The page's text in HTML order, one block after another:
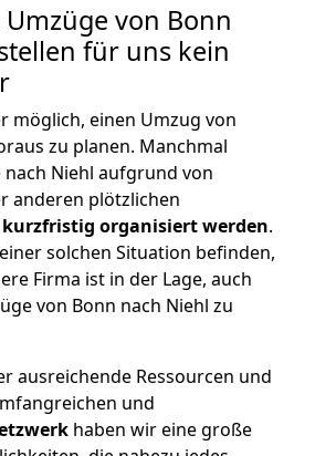
von Bonn
für uns kein
möglich, einen Umzug von
zu planen. Manchmal
nach Niehl aufgrund von
anderen plötzlichen
organisiert werden.
solchen Situation befinden,
Firma ist in der Lage, auch
von Bonn nach Niehl zu
ausreichende Ressourcen und
und
haben wir eine große